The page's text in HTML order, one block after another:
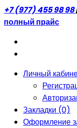
+7 (977) 455 98 98
полный прайс
Личный
Закладки (0)
Оформление